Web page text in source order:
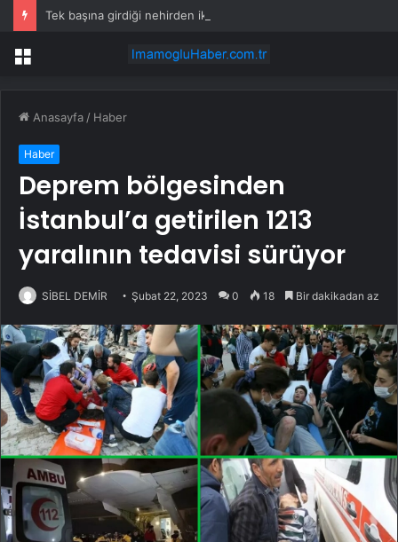
Menü
Anasayfa / Haber
Haber
Deprem bölgesinden
İstanbul’a getirilen 1213
yaralının tedavisi sürüyor
SİBEL DEMİR Şubat 22, 2023 0 18 Bir dakikadan az